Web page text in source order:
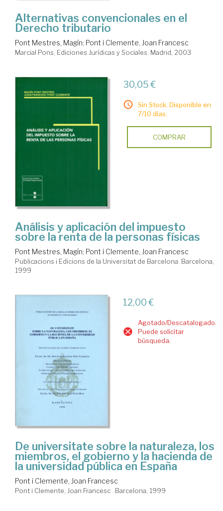
Alternativas convencionales en el
Derecho tributario
Pont Mestres, Magín; Pont i Clemente, Joan Francesc
Marcial Pons, Ediciones Jurídicas y Sociales. Madrid, 2003
30,05 €
Sin Stock. Disponible en
7/10 días.
COMPRAR
Análisis y aplicación del impuesto
sobre la renta de la personas físicas
Pont Mestres, Magín; Pont i Clemente, Joan Francesc
Publicacions i Edicions de la Universitat de Barcelona. Barcelona,
1999
12,00 €
Agotado/Descatalogado.
Puede solicitar
búsqueda.
De universitate sobre la naturaleza, los
miembros, el gobierno y la hacienda de
la universidad pública en España
Pont i Clemente, Joan Francesc
Pont i Clemente, Joan Francesc . Barcelona, 1999